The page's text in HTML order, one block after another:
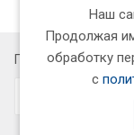
Подписывайтесь
Наш
Продолжая
обработку
с